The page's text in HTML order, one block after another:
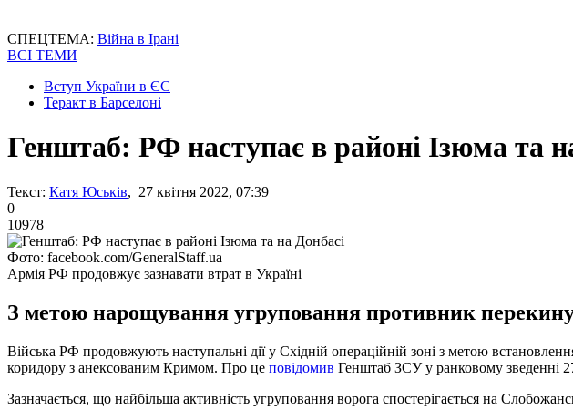
СПЕЦТЕМА: Війна в Ірані
ВСІ ТЕМИ
Вступ України в ЄС
Теракт в Барселоні
Генштаб: РФ наступає в районі Ізюма та
Текст: Катя Юськів, 27 квітня 2022, 07:39
0
10978
Фото: facebook.com/GeneralStaff.ua
Армія РФ продовжує зазнавати втрат в Україні
З метою нарощування угруповання противник
Війська РФ продовжують наступальні дії у Східній операційній зоні з метою
коридору з анексованим Кримом. Про це повідомив Генштаб ЗСУ у ранковому зведенні
Зазначається, що найбільша активність угруповання ворога спостерігається на